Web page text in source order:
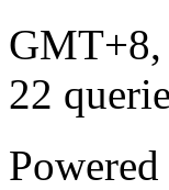
GMT+8,
22